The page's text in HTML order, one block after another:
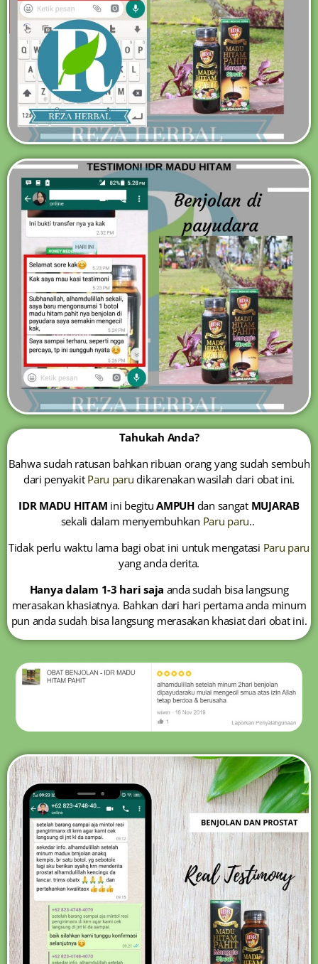
Tahukah Anda?
Bahwa sudah ratusan bahkan ribuan orang yang sudah sembuh
dari penyakit Paru parudikarenakan wasilah dari obat ini.
IDR MADU HITAM ini begituAMPUHdan sangat MUJARAB
sekali dalam menyembuhkan Paru paru..
Tidak perlu waktu lama bagi obat ini untuk mengatasi Paru paru
yang anda derita.
Hanya dalam 1-3 hari saja anda sudah bisa langsung
merasakan khasiatnya. Bahkan dari hari pertama anda minum
pun anda sudah bisa langsung merasakan khasiat dari obat ini.